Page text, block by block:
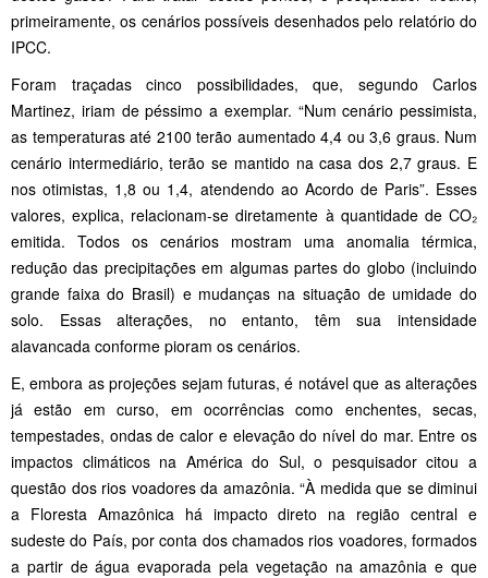
primeiramente, os cenários possíveis desenhados pelo relatório do
IPCC.
Foram traçadas cinco possibilidades, que, segundo Carlos
Martinez, iriam de péssimo a exemplar. “Num cenário pessimista,
as temperaturas até 2100 terão aumentado 4,4 ou 3,6 graus. Num
cenário intermediário, terão se mantido na casa dos 2,7 graus. E
nos otimistas, 1,8 ou 1,4, atendendo ao Acordo de Paris”. Esses
valores, explica, relacionam-se diretamente à quantidade de CO₂
emitida. Todos os cenários mostram uma anomalia térmica,
redução das precipitações em algumas partes do globo (incluindo
grande faixa do Brasil) e mudanças na situação de umidade do
solo. Essas alterações, no entanto, têm sua intensidade
alavancada conforme pioram os cenários.
E, embora as projeções sejam futuras, é notável que as alterações
já estão em curso, em ocorrências como enchentes, secas,
tempestades, ondas de calor e elevação do nível do mar. Entre os
impactos climáticos na América do Sul, o pesquisador citou a
questão dos rios voadores da amazônia. “À medida que se diminui
a Floresta Amazônica há impacto direto na região central e
sudeste do País, por conta dos chamados rios voadores, formados
a partir de água evaporada pela vegetação na amazônia e que